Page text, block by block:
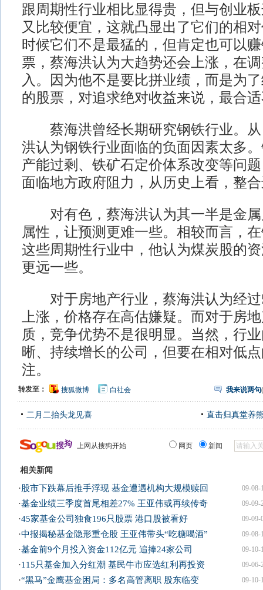
跟周期性行业相比显得贵，但与创业
又比较便宜，这就凸显出了它们的相
时候它们不是最猛的，但肯定也可以
票，蔡海洪认为大趋势还会上涨，在
入。因为他不是要比拼业绩，而是为
的股票，对追求绝对收益来说，最合
蔡海洪曾经长期研究钢铁行业。从
洪认为钢铁行业面临的负面因素太多
产能过剩、铁矿石定价体系改变等问
面临地方政府阻力，从历史上看，整
对有色，蔡海洪认为其一半是金属
属性，让预测更难一些。相较而言，
这些周期性行业中，他认为煤炭股的
更远一些。
对于房地产行业，蔡海洪认为经过
上涨，价格存在高估嫌疑。而对于房
质，竞争优势不是很明显。当然，行
晰、持续增长的公司，但要在相对低
注。
转发至： 搜狐微博 白社会 我来说两句(
二月二抬头龙见喜 直击归真堂养
上网从搜狗开始 网页 新闻
相关新闻
09-08-
·股市下跌幕后推手浮现 基金遭遇机构大规模赎回
09-09-
·基金业绩三季度首尾相差27% 王亚伟或再续传奇
09-09-
·45家基金公司独食196只股票 港口股被看好
09-08-
·中报揭秘基金隐形重仓股 王亚伟带头“吃糖喝酒”
09-10-
·基金前9个月投入资金112亿元 追捧24家公司
09-06-
·115只基金加入分红潮 基民牛市应选红利再投资
09-10-
·“黑马”金鹰基金困局：多名高管离职 股东临变